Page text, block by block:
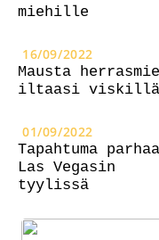
miehille
16/09/2022
Mausta
iltaasi viskillä
01/09/2022
Tapahtuma
Las Vegasin
tyylissä